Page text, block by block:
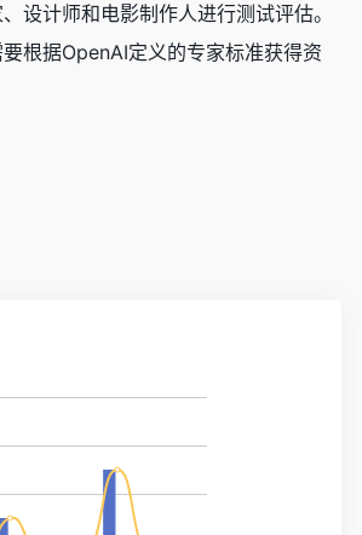
设计师和电影制作人进行测试评估。
根据OpenAI定义的专家标准获得资